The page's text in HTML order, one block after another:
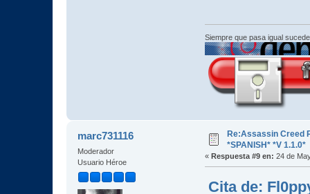
Siempre que pasa igual
marc731116
Moderador
Usuario Héroe
Re:Assassin Creed
*SPANISH* *V 1.1.0*
« Respuesta #9 en: 24 de
Cita de: